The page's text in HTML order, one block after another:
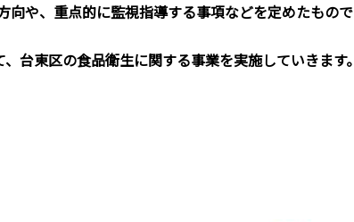
向や、重点的に監視指導する事項などを定めたもので
台東区の食品衛生に関する事業を実施していきます。